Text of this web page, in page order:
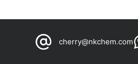
cherry@nkchem.com